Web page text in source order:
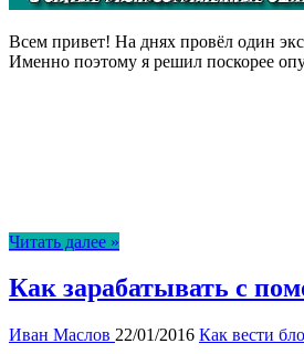
Всем привет! На днях провёл один
Именно поэтому я решил поскорее
Читать далее »
Как зарабатывать с
Иван Маслов 22/01/2016 Как вести